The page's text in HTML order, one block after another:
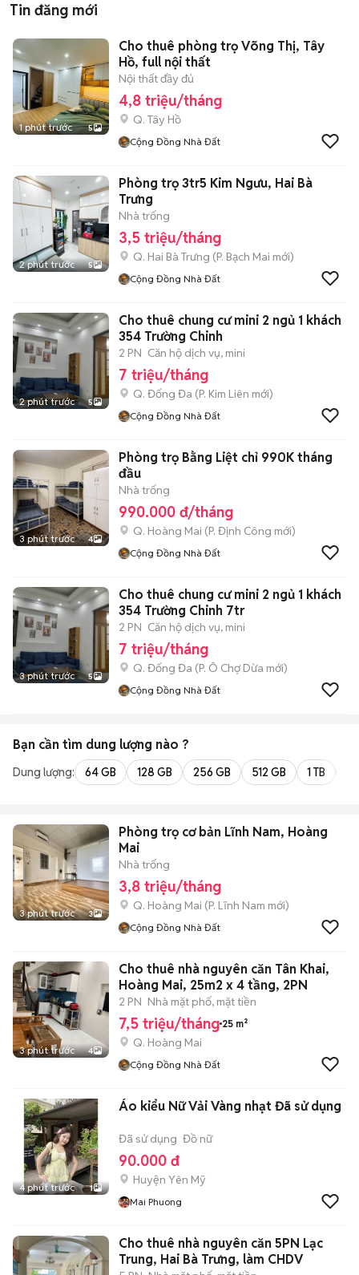
Tin đăng mới
1 phút trước 5
Cho thuê phòng trọ Võng Thị, Tây
Hồ, full nội thất
Nội thất đầy đủ
4,8 triệu/tháng
Q. Tây Hồ
Cộng Đồng Nhà Đất
2 phút trước 5
Phòng trọ 3tr5 Kim Ngưu, Hai Bà
Trưng
Nhà trống
3,5 triệu/tháng
Q. Hai Bà Trưng (P. Bạch Mai mới)
Cộng Đồng Nhà Đất
2 phút trước 5
Cho thuê chung cư mini 2 ngủ 1 khách
354 Trường Chinh
2 PN Căn hộ dịch vụ, mini
7 triệu/tháng
Q. Đống Đa (P. Kim Liên mới)
Cộng Đồng Nhà Đất
3 phút trước 4
Phòng trọ Bằng Liệt chỉ 990K tháng
đầu
Nhà trống
990.000 đ/tháng
Q. Hoàng Mai (P. Định Công mới)
Cộng Đồng Nhà Đất
3 phút trước 5
Cho thuê chung cư mini 2 ngủ 1 khách
354 Trường Chinh 7tr
2 PN Căn hộ dịch vụ, mini
7 triệu/tháng
Q. Đống Đa (P. Ô Chợ Dừa mới)
Cộng Đồng Nhà Đất
Bạn cần tìm dung lượng nào ?
Dung lượng: 64 GB 128 GB 256 GB 512 GB 1 TB
3 phút trước 3
Phòng trọ cơ bản Lĩnh Nam, Hoàng
Mai
Nhà trống
3,8 triệu/tháng
Q. Hoàng Mai (P. Lĩnh Nam mới)
Cộng Đồng Nhà Đất
3 phút trước 4
Cho thuê nhà nguyên căn Tân Khai,
Hoàng Mai, 25m2 x 4 tầng, 2PN
2 PN Nhà mặt phố, mặt tiền
7,5 triệu/tháng 25 m²
Q. Hoàng Mai
Cộng Đồng Nhà Đất
4 phút trước 1
Áo kiểu Nữ Vải Vàng nhạt Đã sử dụng
Đã sử dụng Đồ nữ
90.000 đ
Huyện Yên Mỹ
Mai Phuong
Cho thuê nhà nguyên căn 5PN Lạc
Trung, Hai Bà Trưng, làm CHDV